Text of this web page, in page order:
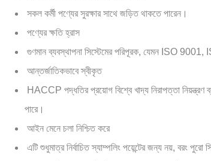
সকল কর্মী পণ্যের সুরক্ষার সাথে জড়িত থাকতে পারেন।
পণ্যের ক্ষতি হ্রাস
গুণমান ব্যবস্থাপনা সিস্টেমের পরিপূরক, যেমন ISO
আন্তর্জাতিকভাবে স্বীকৃত
HACCP পদ্ধতির প্রয়োগ বিশ্বে খাদ্য নিরাপত্তা
পারে।
আইন মেনে চলা নিশ্চিত করে
এটি শুধুমাত্র নির্বাচিত স্যাম্পলিং পয়েন্টের জন্য নয়, বরং